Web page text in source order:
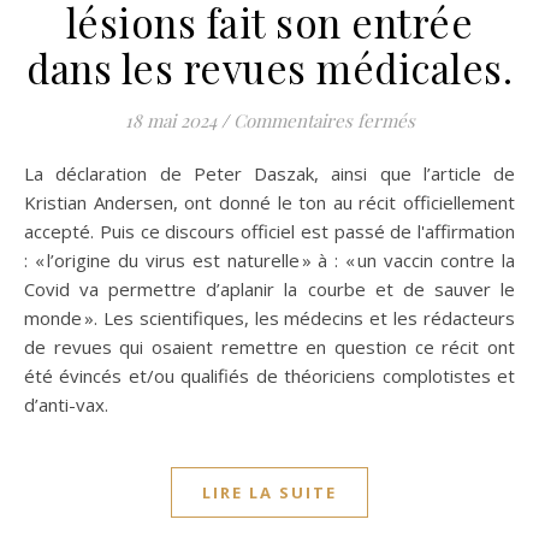
lésions fait son entrée
dans les revues médicales.
18 mai 2024 / Commentaires ferméssur Vaccins
La déclaration de Peter Daszak, ainsi que l’article de
Kristian Andersen, ont donné le ton au récit officiellement
accepté. Puis ce discours officiel est passé de l'affirmation
: « l’origine du virus est naturelle » à : « un vaccin contre la
Covid va permettre d’aplanir la courbe et de sauver le
monde ». Les scientifiques, les médecins et les rédacteurs
de revues qui osaient remettre en question ce récit ont
été évincés et/ou qualifiés de théoriciens complotistes et
d’anti-vax.
LIRE LA SUITE